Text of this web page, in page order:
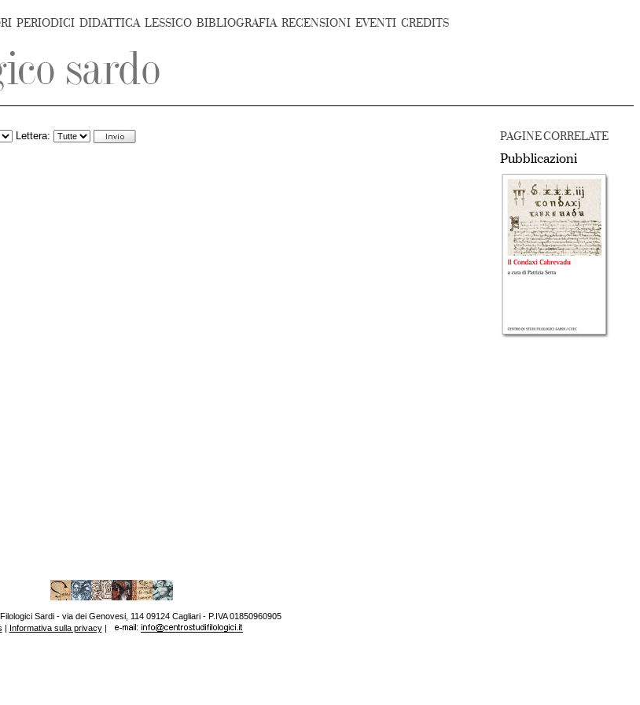
PERIODICI DIDATTICA LESSICO BIBLIOGRAFIA RECENSIONI EVENTI CREDITS
PAGINE CORRELATE
Pubblicazioni
Lettera:
Sardi - via dei Genovesi, 114 09124 Cagliari - P.IVA 01850960905
| Informativa sulla privacy|